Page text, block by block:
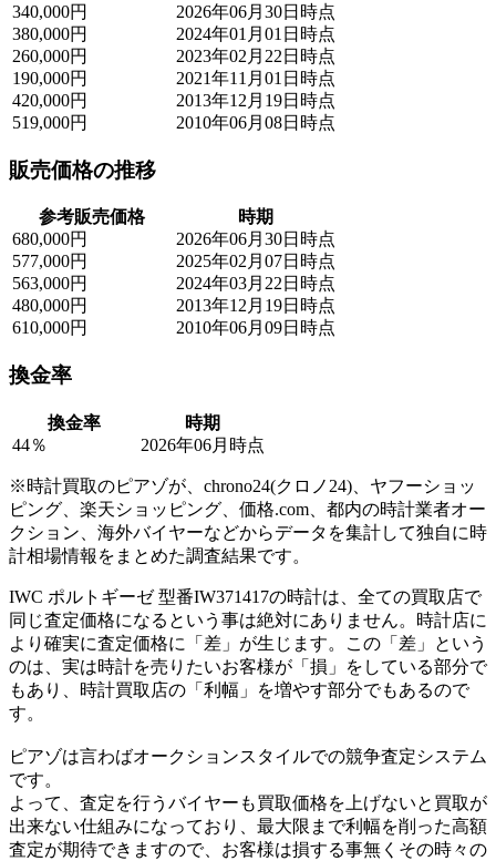
340,000円
2026年06月30日時点
380,000円
2024年01月01日時点
260,000円
2023年02月22日時点
190,000円
2021年11月01日時点
420,000円
2013年12月19日時点
519,000円
2010年06月08日時点
販売価格の推移
参考販売価格
時期
680,000円
2026年06月30日時点
577,000円
2025年02月07日時点
563,000円
2024年03月22日時点
480,000円
2013年12月19日時点
610,000円
2010年06月09日時点
換金率
換金率
時期
44％
2026年06月時点
※時計買取のピアゾが、chrono24(クロノ24)、ヤフーショッ
ピング、楽天ショッピング、価格.com、都内の時計業者オー
クション、海外バイヤーなどからデータを集計して独自に時
計相場情報をまとめた調査結果です。
IWC ポルトギーゼ 型番IW371417の時計は、全ての買取店で
同じ査定価格になるという事は絶対にありません。時計店に
より確実に査定価格に「差」が生じます。この「差」という
のは、実は時計を売りたいお客様が「損」をしている部分で
もあり、時計買取店の「利幅」を増やす部分でもあるので
す。
ピアゾは言わばオークションスタイルでの競争査定システム
です。
よって、査定を行うバイヤーも買取価格を上げないと買取が
出来ない仕組みになっており、最大限まで利幅を削った高額
査定が期待できますので、お客様は損する事無くその時々の